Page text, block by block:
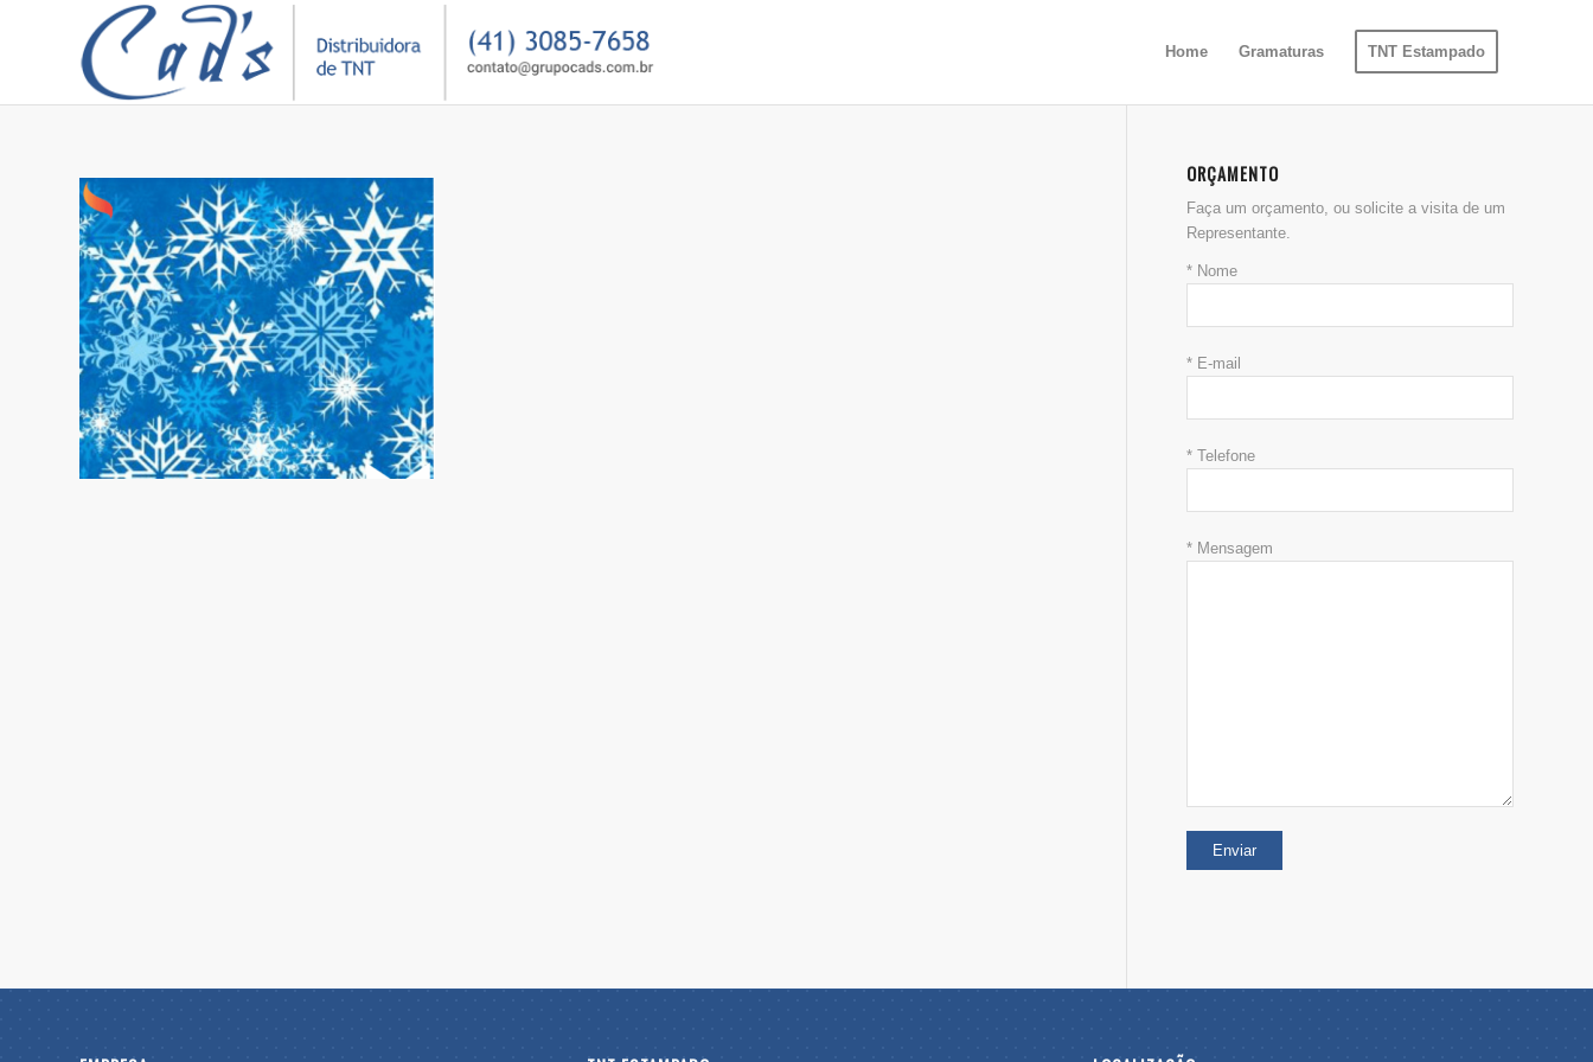
Home Gramaturas TNT Estampado
ORÇAMENTO
Faça um orçamento, ou solicite a visita de um
Representante.
* Nome
* E-mail
* Telefone
* Mensagem